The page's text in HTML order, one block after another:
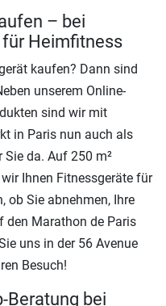
– bei
für Heimfitness
kaufen? Dann sind
unserem Online-
sind wir mit
in Paris nun auch als
da. Auf 250 m²
Ihnen Fitnessgeräte für
ob Sie abnehmen, Ihre
den Marathon de Paris
uns in der 56 Avenue
Besuch!
Beratung bei